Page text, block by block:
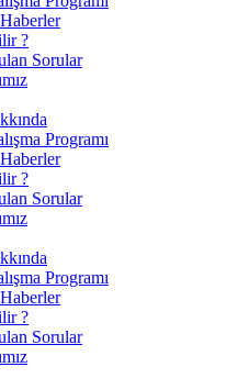
?
Sorular
Programı
?
Sorular
Programı
?
Sorular